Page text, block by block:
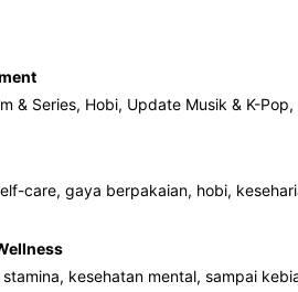
& Series, Hobi, Update Musik & K-
care, gaya berpakaian, hobi,
kesehatan mental, sampai